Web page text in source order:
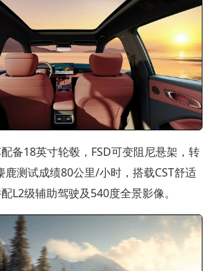
备18英寸轮毂，FSD可变阻尼悬架，转
鹿测试成绩80公里/小时，搭载CST舒适
L2级辅助驾驶及540度全景影像。